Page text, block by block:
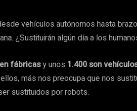
vehículos autónomos hasta
¿Sustituirán algún día a los
fábricasy unos 1.400 son
más nos preocupa que nos
sustituidos por robots.